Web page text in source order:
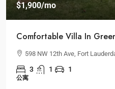
$1,900/mo
Comfortable Villa In
598 NW 12th Ave, Fort
3 1 1
公寓